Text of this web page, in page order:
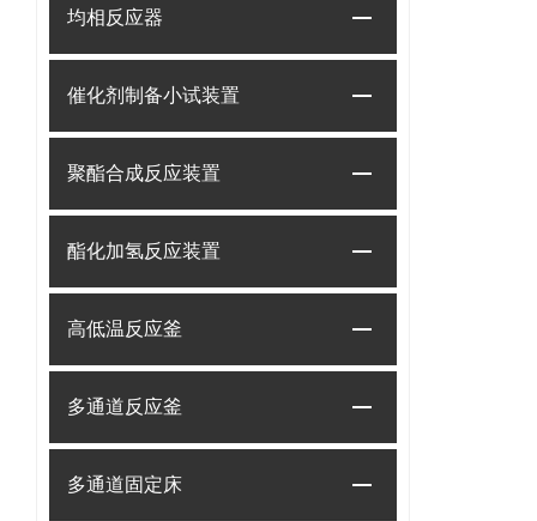
均相反应器
催化剂制备小试装置
聚酯合成反应装置
酯化加氢反应装置
高低温反应釜
多通道反应釜
多通道固定床